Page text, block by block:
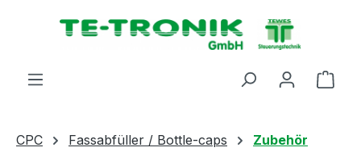
springen
CPC Fassabfüller / Bottle-caps Zubehör